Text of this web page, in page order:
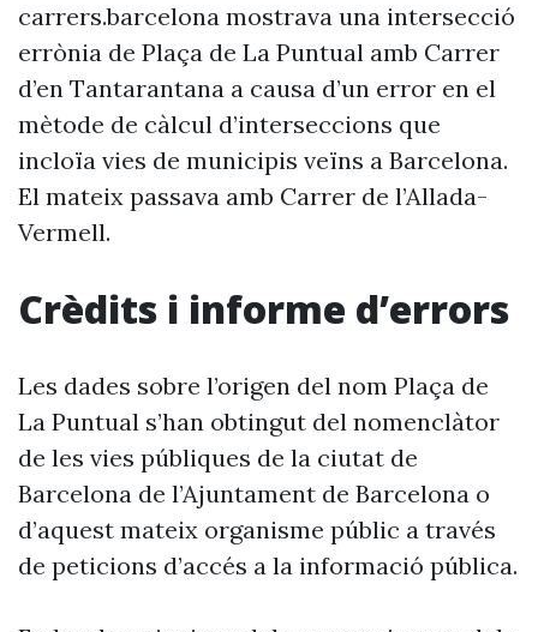
carrers.barcelona mostrava una intersecció
errònia de Plaça de La Puntual amb Carrer
d’en Tantarantana a causa d’un error en el
mètode de càlcul d’interseccions que
incloïa vies de municipis veïns a Barcelona.
El mateix passava amb Carrer de l’Allada-
Vermell.
Crèdits i informe d’errors
Les dades sobre l’origen del nom Plaça de
La Puntual s’han obtingut del nomenclàtor
de les vies públiques de la ciutat de
Barcelona de l’Ajuntament de Barcelona o
d’aquest mateix organisme públic a través
de peticions d’accés a la informació pública.